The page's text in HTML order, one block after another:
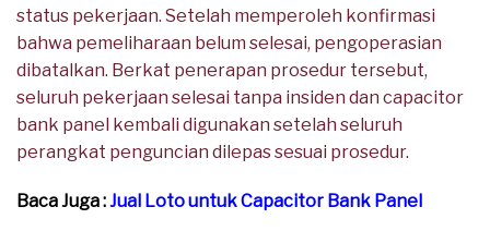
status pekerjaan. Setelah memperoleh konfirmasi
bahwa pemeliharaan belum selesai, pengoperasian
dibatalkan. Berkat penerapan prosedur tersebut,
seluruh pekerjaan selesai tanpa insiden dan capacitor
bank panel kembali digunakan setelah seluruh
perangkat penguncian dilepas sesuai prosedur.
Baca Juga :Jual Loto untuk Capacitor Bank Panel